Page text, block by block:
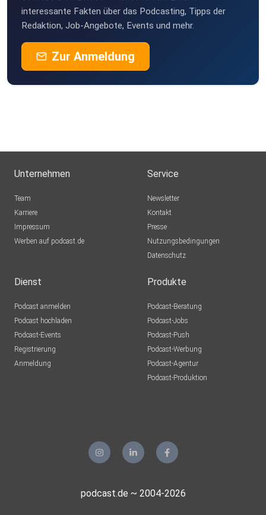
Nettihoert
interessante Fakten über das Podcasting, Tipps der
Redaktion, Job-Angebote, Events und mehr.
Zur Anmeldung
Unternehmen
Team
Karriere
Impressum
Werben auf podcast.de
Service
Newsletter
Kontakt
Presse
Nutzungsbedingungen
Datenschutz
Dienst
Podcast anmelden
Podcast hochladen
Podcast-Events
Registrierung
Anmeldung
Produkte
Podcast-Beratung
Podcast-Jobs
Podcast-Push
Podcast-Werbung
Podcast-Agentur
Podcast-Produktion
podcast.de ~ 2004-2026